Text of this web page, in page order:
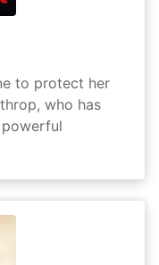
to protect her
who has